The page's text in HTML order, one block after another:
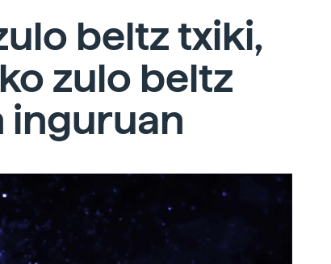
beltz txiki,
zulo beltz
inguruan